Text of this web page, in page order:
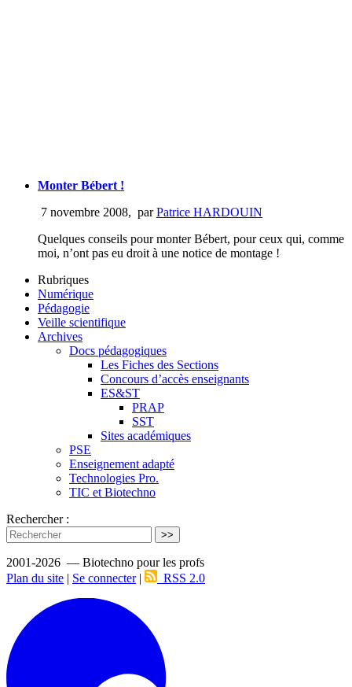
Monter Bébert !
7 novembre 2008, parPatrice HARDOUIN
Quelques conseils pour monter Bébert, pour ceux qui, comme
moi, n’ont pas eu droit à une notice de montage !
Rubriques
Numérique
Pédagogie
Veille scientifique
Archives
Docs pédagogiques
Les Fiches des Sections
Concours d’accès enseignants
ES&ST
PRAP
SST
Sites académiques
PSE
Enseignement adapté
Technologies Pro.
TIC et Biotechno
Rechercher :
>>
2001-2026 — Biotechno pour les profs
Plan du site | Se connecter| RSS 2.0